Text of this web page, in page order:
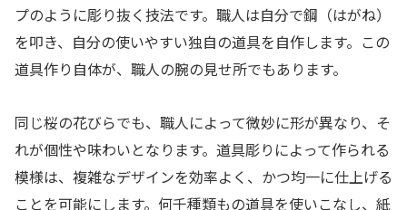
プのように彫り抜く技法です。職人は自分で鋼（はがね）
を叩き、自分の使いやすい独自の道具を自作します。この
道具作り自体が、職人の腕の見せ所でもあります。
同じ桜の花びらでも、職人によって微妙に形が異なり、そ
れが個性や味わいとなります。道具彫りによって作られる
模様は、複雑なデザインを効率よく、かつ均一に仕上げる
ことを可能にします。何千種類もの道具を使いこなし、紙